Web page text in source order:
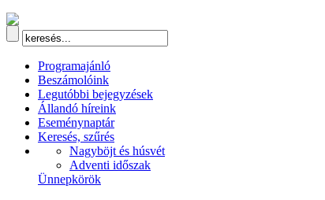
Programajánló
Beszámolóink
Legutóbbi bejegyzések
Állandó híreink
Eseménynaptár
Keresés, szűrés
Nagyböjt és húsvét
Adventi időszak
Ünnepkörök